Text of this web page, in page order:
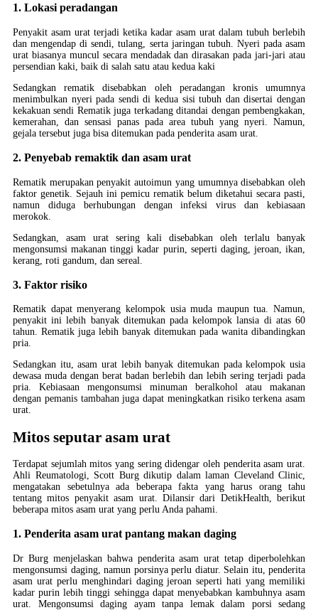
1. Lokasi peradangan
Penyakit asam urat terjadi ketika kadar asam urat dalam tubuh berlebih
dan mengendap di sendi, tulang, serta jaringan tubuh. Nyeri pada asam
urat biasanya muncul secara mendadak dan dirasakan pada jari-jari atau
persendian kaki, baik di salah satu atau kedua kaki
Sedangkan rematik disebabkan oleh peradangan kronis umumnya
menimbulkan nyeri pada sendi di kedua sisi tubuh dan disertai dengan
kekakuan sendi Rematik juga terkadang ditandai dengan pembengkakan,
kemerahan, dan sensasi panas pada area tubuh yang nyeri. Namun,
gejala tersebut juga bisa ditemukan pada penderita asam urat.
2. Penyebab remaktik dan asam urat
Rematik merupakan penyakit autoimun yang umumnya disebabkan oleh
faktor genetik. Sejauh ini pemicu rematik belum diketahui secara pasti,
namun diduga berhubungan dengan infeksi virus dan kebiasaan
merokok.
Sedangkan, asam urat sering kali disebabkan oleh terlalu banyak
mengonsumsi makanan tinggi kadar purin, seperti daging, jeroan, ikan,
kerang, roti gandum, dan sereal.
3. Faktor risiko
Rematik dapat menyerang kelompok usia muda maupun tua. Namun,
penyakit ini lebih banyak ditemukan pada kelompok lansia di atas 60
tahun. Rematik juga lebih banyak ditemukan pada wanita dibandingkan
pria.
Sedangkan itu, asam urat lebih banyak ditemukan pada kelompok usia
dewasa muda dengan berat badan berlebih dan lebih sering terjadi pada
pria. Kebiasaan mengonsumsi minuman beralkohol atau makanan
dengan pemanis tambahan juga dapat meningkatkan risiko terkena asam
urat.
Mitos seputar asam urat
Terdapat sejumlah mitos yang sering didengar oleh penderita asam urat.
Ahli Reumatologi, Scott Burg dikutip dalam laman Cleveland Clinic,
mengatakan sebetulnya ada beberapa fakta yang harus orang tahu
tentang mitos penyakit asam urat. Dilansir dari DetikHealth, berikut
beberapa mitos asam urat yang perlu Anda pahami.
1. Penderita asam urat pantang makan daging
Dr Burg menjelaskan bahwa penderita asam urat tetap diperbolehkan
mengonsumsi daging, namun porsinya perlu diatur. Selain itu, penderita
asam urat perlu menghindari daging jeroan seperti hati yang memiliki
kadar purin lebih tinggi sehingga dapat menyebabkan kambuhnya asam
urat. Mengonsumsi daging ayam tanpa lemak dalam porsi sedang